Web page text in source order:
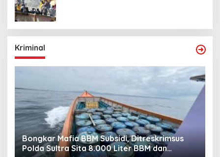
Kriminal
Bongkar Mafia BBM Subsidi, Ditreskrimsus
Polda Sultra Sita 8.000 Liter BBM dan